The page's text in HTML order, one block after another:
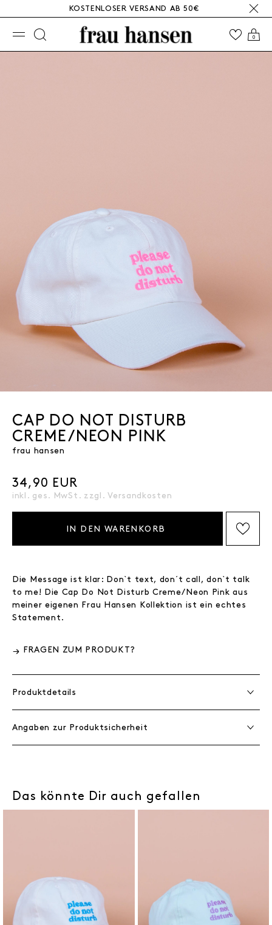
KOSTENLOSER VERSAND AB 50€
0
☰
CAP DO NOT DISTURB
CREME/NEON PINK
frau hansen
34,90 EUR
inkl. ges. MwSt. zzgl.Versandkosten
IN DEN WARENKORB
Die Message ist klar: Don`t text, don´t call, don`t talk
to me! Die Cap Do Not Disturb Creme/Neon Pink aus
meiner eigenen Frau Hansen Kollektion ist ein echtes
Statement.
FRAGEN ZUM PRODUKT?
Produktdetails
Angaben zur Produktsicherheit
Das könnte Dir auch gefallen